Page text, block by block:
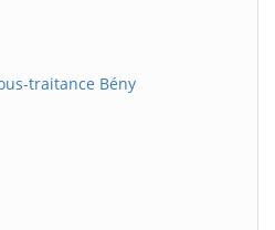
traitance Bény